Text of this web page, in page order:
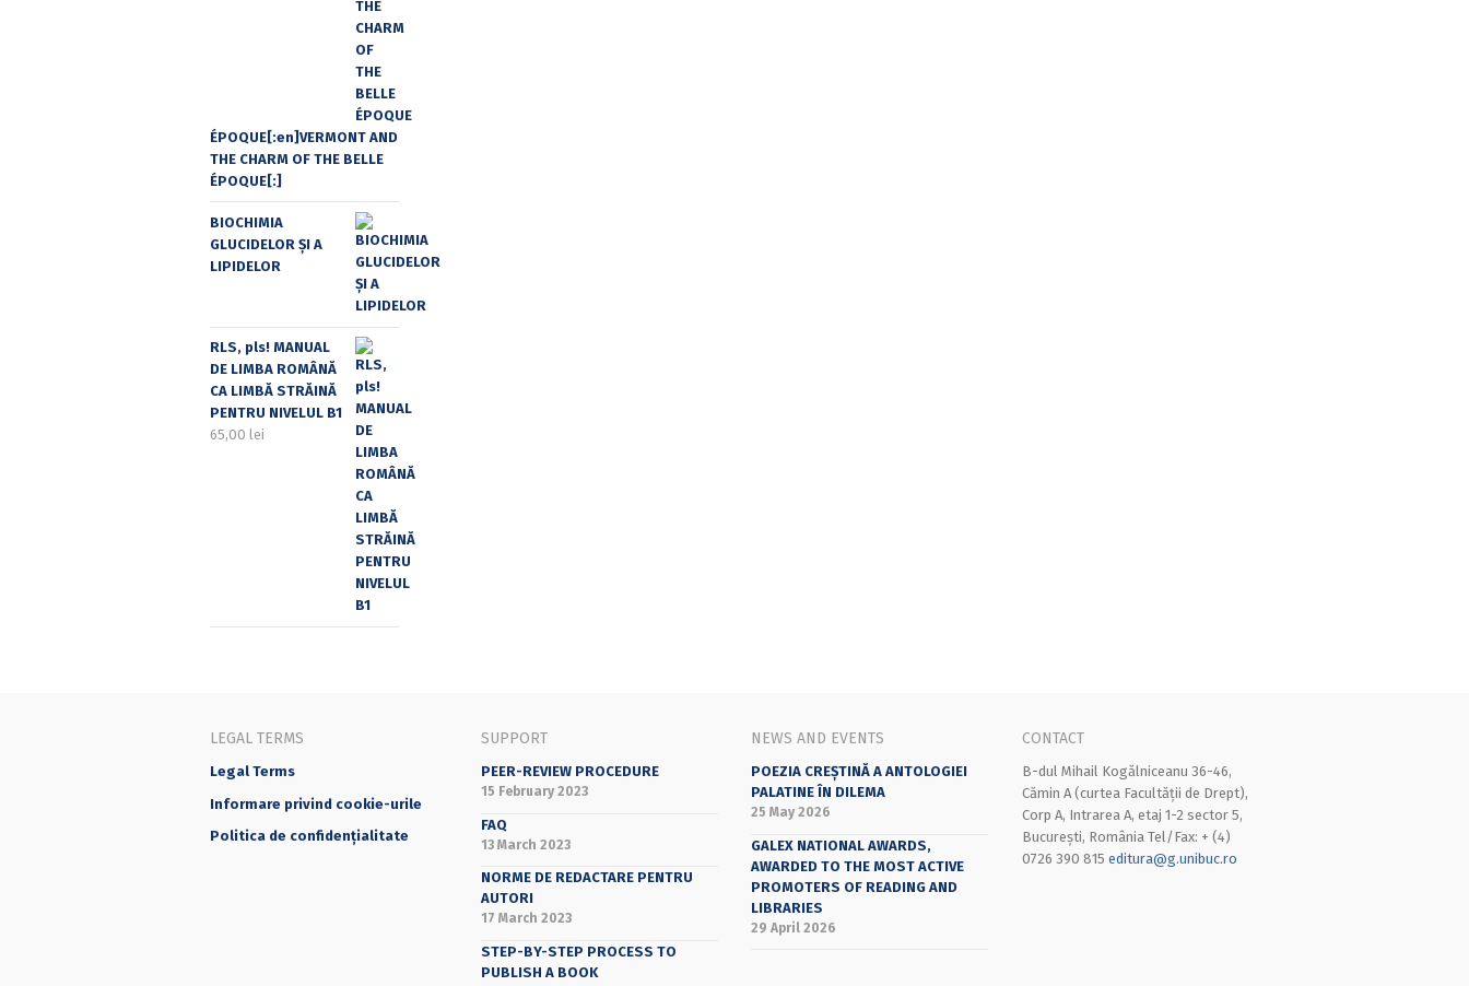
ÉPOQUE[:en]VERMONT AND
THE CHARM OF THE BELLE
ÉPOQUE[:]
BIOCHIMIA
GLUCIDELOR ȘI A
LIPIDELOR
RLS, pls! MANUAL
DE LIMBA ROMÂNĂ
CA LIMBĂ STRĂINĂ
PENTRU NIVELUL B1
65,00 lei
LEGAL TERMS
Legal Terms
Informare privind cookie-urile
Politica de confidențialitate
SUPPORT
PEER-REVIEW PROCEDURE
15 February 2023
FAQ
13 March 2023
NORME DE REDACTARE PENTRU
AUTORI
17 March 2023
STEP-BY-STEP PROCESS TO
PUBLISH A BOOK
NEWS AND EVENTS
POEZIA CREȘTINĂ A ANTOLOGIEI
PALATINE ÎN DILEMA
25 May 2026
GALEX NATIONAL AWARDS,
AWARDED TO THE MOST ACTIVE
PROMOTERS OF READING AND
LIBRARIES
29 April 2026
CONTACT
B-dul Mihail Kogălniceanu 36-46,
Cămin A (curtea Facultății de Drept),
Corp A, Intrarea A, etaj 1-2 sector 5,
București, România Tel/Fax: + (4)
0726 390 815 editura@g.unibuc.ro